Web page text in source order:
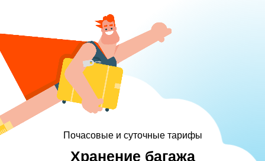
Почасовые и суточные тарифы
Хранение багажа